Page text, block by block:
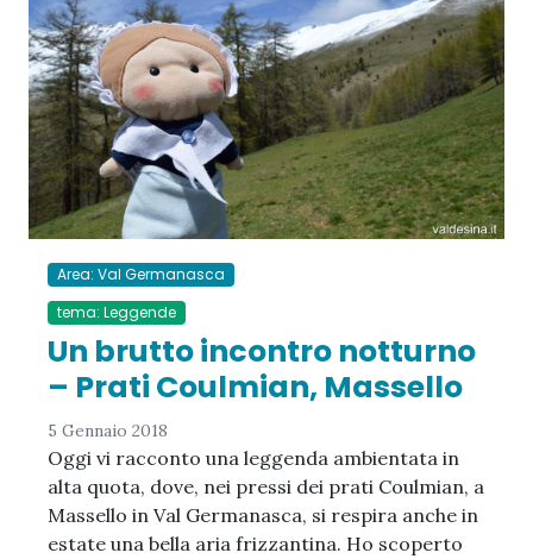
Area: Val Germanasca
tema: Leggende
Un brutto incontro notturno
– Prati Coulmian, Massello
5 Gennaio 2018
Oggi vi racconto una leggenda ambientata in
alta quota, dove, nei pressi dei prati Coulmian, a
Massello in Val Germanasca, si respira anche in
estate una bella aria frizzantina. Ho scoperto